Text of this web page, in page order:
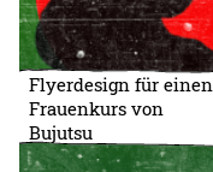
Flyerdesign für einen
Frauenkurs von
Bujutsu